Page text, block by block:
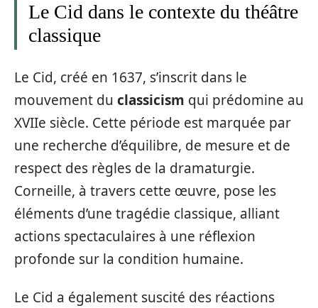
Le Cid dans le contexte du théâtre
classique
Le Cid, créé en 1637, s’inscrit dans le
mouvement du classicism qui prédomine au
XVIIe siècle. Cette période est marquée par
une recherche d’équilibre, de mesure et de
respect des règles de la dramaturgie.
Corneille, à travers cette œuvre, pose les
éléments d’une tragédie classique, alliant
actions spectaculaires à une réflexion
profonde sur la condition humaine.
Le Cid a également suscité des réactions